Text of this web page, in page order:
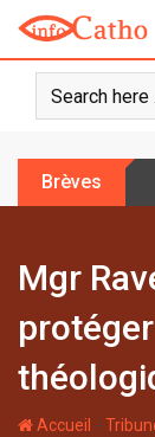
o
Brèves
Mgr
Accueil -